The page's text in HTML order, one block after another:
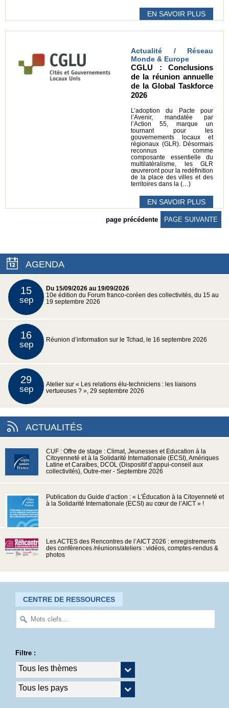
EN SAVOIR PLUS
Actualité / Réseau
Monde & Europe
CGLU : Conclusions
de la réunion annuelle
de la Global Taskforce
2026
L’adoption du Pacte pour
l’Avenir, mandatée par
l’Action 55, marque un
tournant pour les
gouvernements locaux et
régionaux (GLR). Désormais
reconnus comme
composante essentielle du
multilatéralisme, les GLR
œuvreront pour la redéfinition
de la place des villes et des
territoires dans la (…)
EN SAVOIR PLUS
page précédente PAGE SUIVANTE
AGENDA
15
sep
Du 15/09/2026 au 19/09/2026
10e édition du Forum franco-coréen des collectivités, du 15 au
19 septembre 2026
16
sep Réunion d’information sur le Tchad, le 16 septembre 2026
29
sep
Atelier sur « Les relations élu-techniciens : les liaisons
vertueuses ? », 29 septembre 2026
ACTUALITÉS
CUF : Offre de stage : Climat, Jeunesses et Education à la
Citoyenneté et à la Solidarité Internationale (ECSI), Amériques
Latine et Caraïbes, DCOL (Dispositif d’appui-conseil aux
collectivités), Outre-mer - Septembre 2026
Publication du Guide d’action : « L’Éducation à la Citoyenneté et
à la Solidarité Internationale (ECSI) au cœur de l’AICT » !
Les ACTES des Rencontres de l’AICT 2026 : enregistrements
des conférences /réunions/ateliers : vidéos, comptes-rendus &
photos
CENTRE DE RESSOURCES
Filtre :